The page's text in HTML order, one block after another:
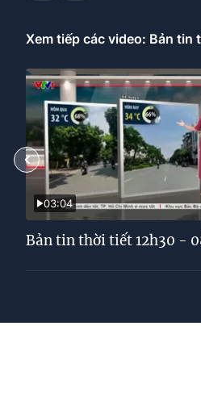
Xem tiếp các video: Bản tin
03:04
Bản tin thời tiết 12h30 -